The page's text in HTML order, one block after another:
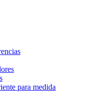
para medida